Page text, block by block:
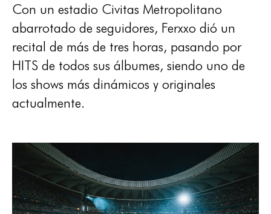
Con un estadio Civitas Metropolitano
abarrotado de seguidores, Ferxxo dió un
recital de más de tres horas, pasando por
HITS de todos sus álbumes, siendo uno de
los shows más dinámicos y originales
actualmente.